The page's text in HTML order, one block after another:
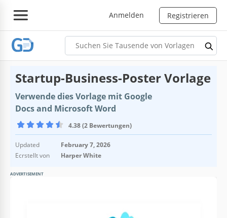
Anmelden Registrieren
Startup-Business-Poster Vorlage
Verwende dies Vorlage mit Google
Docs and Microsoft Word
4.38 (2 Bewertungen)
Updated
February 7, 2026
Ecrstellt von
Harper White
ADVERTISEMENT